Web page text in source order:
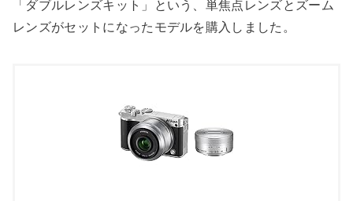
「ダブルレンズキット」という、単焦点レンズとズーム
レンズがセットになったモデルを購入しました。